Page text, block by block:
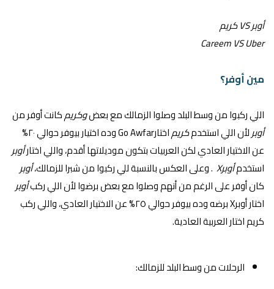
أوبر VS كريم
Careem VS Uber
مين أوفر؟
اللي ركبوا من وسط البلد وصلوا الزمالك مع بعضوكريمكانت أوفر من
أوبرلأن اللي استخدمكريم
اختارGo Awfar وده اختيار بيوفر حوالي ٢٠%
عن الاختيار العادي لكن العربيات بتكون موديلاتها أقدم، واللي اختارأوبر
استخدمأوبرX . وعلى العكس بالنسبة للي ركبوا من شبرا للزمالك،أوبر
كان أوفر على الرغم من أنهم وصلوا مع بعض برضوا لأن اللي ركبأوبر
اختار أوبرX برضه وده بيوفر حوالي ٢٥% عن الاختيار العادي، واللي ركب
كريم اختار العربية العادية.
الرحلات من وسط البلد للزمالك: